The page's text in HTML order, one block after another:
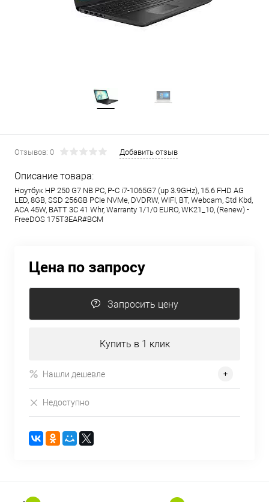
Отзывов: 0 Добавить отзыв
Описание товара:
Ноутбук HP 250 G7 NB PC, P-C i7-1065G7 (up 3.9GHz), 15.6 FHD AG
LED, 8GB, SSD 256GB PCIe NVMe, DVDRW, WIFI, BT, Webcam, Std Kbd,
ACA 45W, BATT 3C 41 Whr, Warranty 1/1/0 EURO, WK21_10, (Renew) -
FreeDOS 175T3EAR#BCM
Цена по запросу
Запросить цену
Купить в 1 клик
Нашли дешевле
Недоступно